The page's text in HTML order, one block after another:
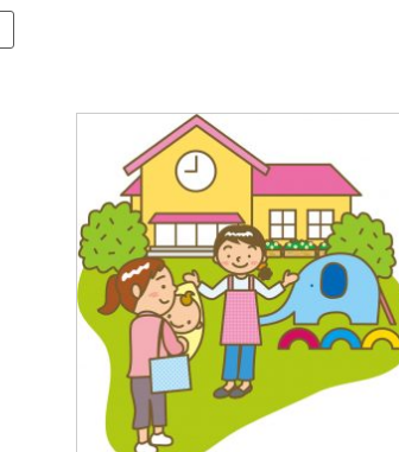
不動産の残代金の受領について